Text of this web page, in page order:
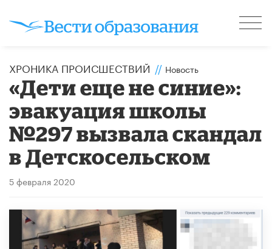
ХРОНИКА ПРОИСШЕСТВИЙ // Новость
«Дети еще не синие»:
эвакуация школы
№297 вызвала скандал
в Детскосельском
5 февраля 2020